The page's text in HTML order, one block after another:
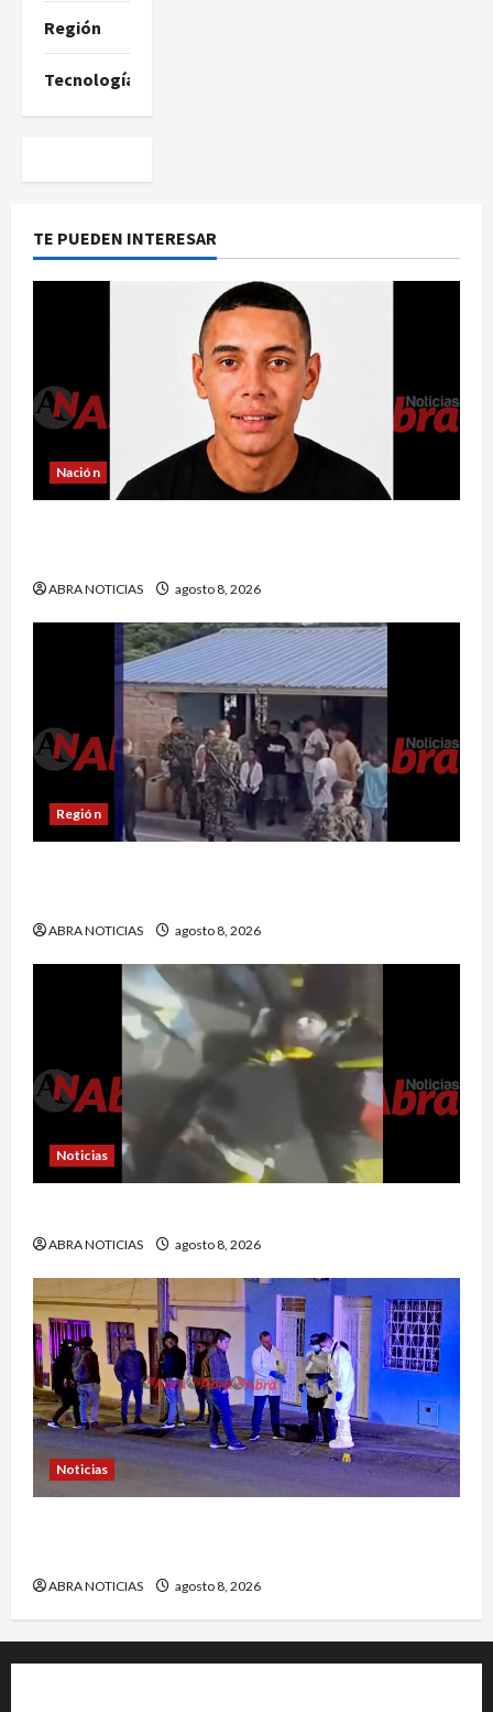
Región
Tecnología
TE PUEDEN INTERESAR
Nación
ABRA NOTICIAS agosto 8, 2026
Región
ABRA NOTICIAS agosto 8, 2026
Noticias
ABRA NOTICIAS agosto 8, 2026
Noticias
ABRA NOTICIAS agosto 8, 2026